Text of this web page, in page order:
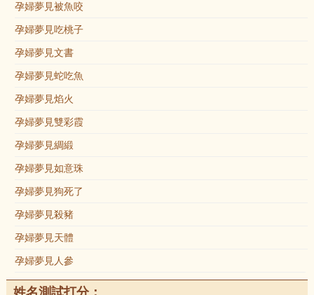
孕婦夢見被魚咬
孕婦夢見吃桃子
孕婦夢見文書
孕婦夢見蛇吃魚
孕婦夢見焰火
孕婦夢見雙彩霞
孕婦夢見綢緞
孕婦夢見如意珠
孕婦夢見狗死了
孕婦夢見殺豬
孕婦夢見天體
孕婦夢見人參
姓名測試打分：